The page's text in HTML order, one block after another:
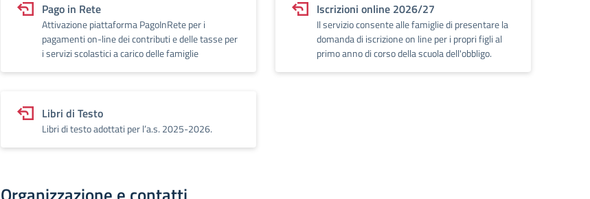
Pago in Rete
Attivazione piattaforma PagoInRete per i
pagamenti on-line dei contributi e delle tasse per
i servizi scolastici a carico delle famiglie
Iscrizioni online 2026/27
Il servizio consente alle famiglie di presentare la
domanda di iscrizione on line per i propri figli al
primo anno di corso della scuola dell'obbligo.
Libri di Testo
Libri di testo adottati per l’a.s. 2025-2026.